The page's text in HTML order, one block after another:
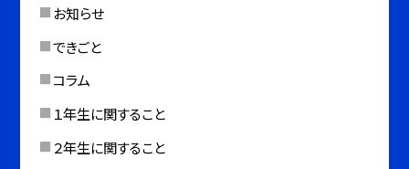
お知らせ
できごと
コラム
１年生に関すること
２年生に関すること